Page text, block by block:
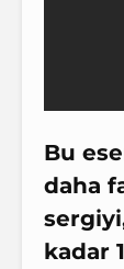
Bu
daha
kadar